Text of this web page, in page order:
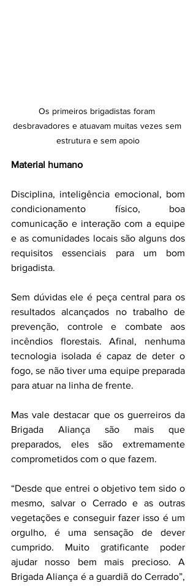
Os primeiros brigadistas foram
desbravadores e atuavam muitas vezes sem
estrutura e sem apoio
Material humano
Disciplina, inteligência emocional, bom
condicionamento físico, boa
comunicação e interação com a equipe
e as comunidades locais são alguns dos
requisitos essenciais para um bom
brigadista.
Sem dúvidas ele é peça central para os
resultados alcançados no trabalho de
prevenção, controle e combate aos
incêndios florestais. Afinal, nenhuma
tecnologia isolada é capaz de deter o
fogo, se não tiver uma equipe preparada
para atuar na linha de frente.
Mas vale destacar que os guerreiros da
Brigada Aliança são mais que
preparados, eles são extremamente
comprometidos com o que fazem.
“Desde que entrei o objetivo tem sido o
mesmo, salvar o Cerrado e as outras
vegetações e conseguir fazer isso é um
orgulho, é uma sensação de dever
cumprido. Muito gratificante poder
ajudar nosso bem mais precioso. A
Brigada Aliança é a guardiã do Cerrado”,